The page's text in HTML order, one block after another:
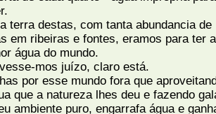
terra destas, com tanta abundancia de
em ribeiras e fontes, eramos para ter a
água do mundo.
mos juízo, claro está.
por esse mundo fora que
que a natureza lhes deu e fazendo
ambiente puro, engarrafa água e